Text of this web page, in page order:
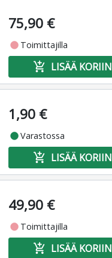
75,90 €
fiber_manual_record Toimittajilla
add_shopping_cart LISÄÄ KORIIN
1,90 €
fiber_manual_recordVarastossa
add_shopping_cart LISÄÄ KORIIN
49,90 €
fiber_manual_record Toimittajilla
add_shopping_cart LISÄÄ KORIIN